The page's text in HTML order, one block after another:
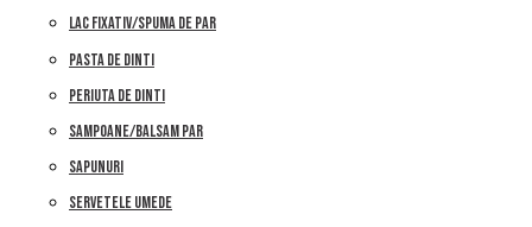
LAC FIXATIV/SPUMA DE PAR
PASTA DE DINTI
PERIUTA DE DINTI
SAMPOANE/BALSAM PAR
SAPUNURI
SERVETELE UMEDE